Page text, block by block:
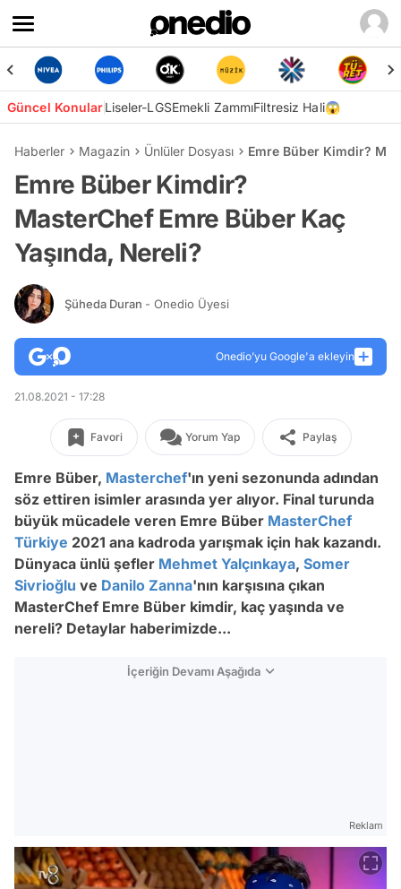
Güncel KonularLiseler-LGSEmekli ZammıFiltresiz Hali😱
Haberler Magazin Ünlüler Dosyası Emre Büber Kimdir?
Emre Büber Kimdir?
MasterChef Emre Büber Kaç
Yaşında, Nereli?
Şüheda Duran - Onedio Üyesi
Onedio’yu Google'a ekleyin
21.08.2021 - 17:28
Favori Yorum Yap Paylaş
Emre Büber, Masterchef'ın yeni sezonunda adından
söz ettiren isimler arasında yer alıyor. Final turunda
büyük mücadele veren Emre Büber MasterChef
Türkiye 2021 ana kadroda yarışmak için hak kazandı.
Dünyaca ünlü şefler Mehmet Yalçınkaya, Somer
Sivrioğlu ve Danilo Zanna'nın karşısına çıkan
MasterChef Emre Büber kimdir, kaç yaşında ve
nereli? Detaylar haberimizde...
İçeriğin Devamı Aşağıda
Reklam